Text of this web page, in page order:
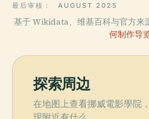
最后审核： AUGUST 2025
基于 Wikidata、维基百科与官方来
何制作导
探索周边
在地图上查看挪威電影學院